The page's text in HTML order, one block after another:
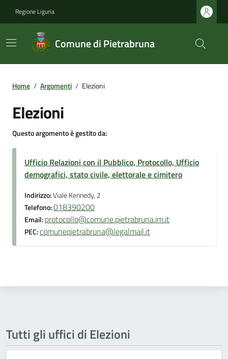
Regione Liguria
Comune di Pietrabruna
Home / Argomenti / Elezioni
Elezioni
Questo argomento è gestito da:
Ufficio Relazioni con il Pubblico, Protocollo, Ufficio
demografici, stato civile, elettorale e cimitero
Indirizzo:Viale Kennedy, 2
Telefono:018390200
Email:protocollo@comune.pietrabruna.im.it
PEC:comunepietrabruna@legalmail.it
Tutti gli uffici di Elezioni